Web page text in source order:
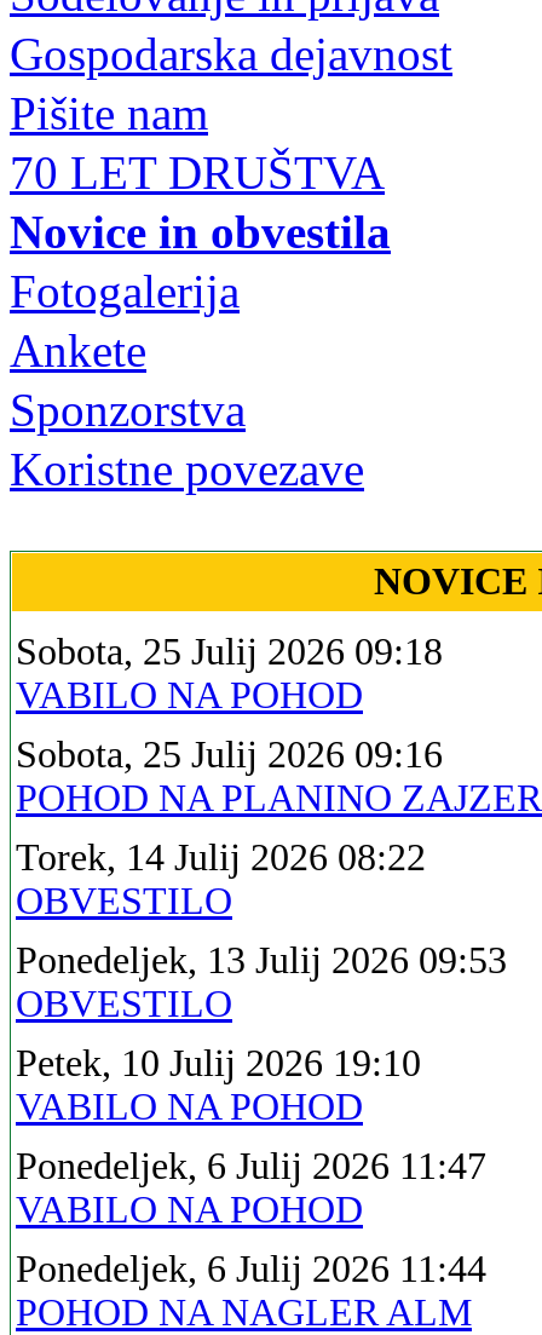
Gospodarska dejavnost
Pišite nam
70 LET DRUŠTVA
Novice in obvestila
Fotogalerija
Ankete
Sponzorstva
Koristne povezave
NOVICE
Sobota, 25 Julij 2026 09:18
VABILO NA POHOD
Sobota, 25 Julij 2026 09:16
POHOD NA PLANINO
Torek, 14 Julij 2026 08:22
OBVESTILO
Ponedeljek, 13 Julij 2026 09:53
OBVESTILO
Petek, 10 Julij 2026 19:10
VABILO NA POHOD
Ponedeljek, 6 Julij 2026 11:47
VABILO NA POHOD
Ponedeljek, 6 Julij 2026 11:44
POHOD NA NAGLER ALM